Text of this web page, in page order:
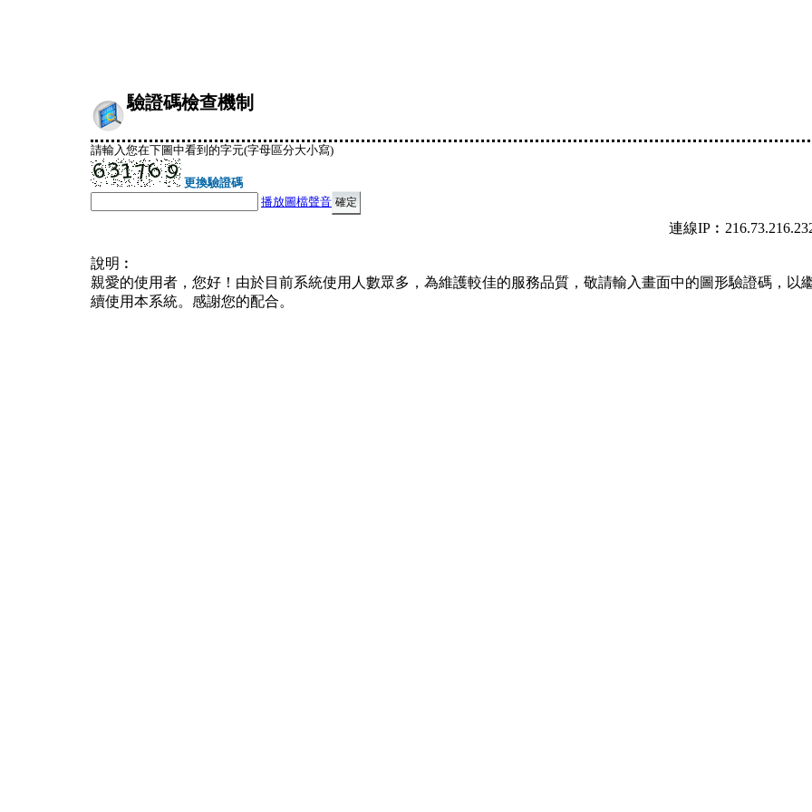
驗證碼檢查機制
請輸入您在下圖中看到的字元(字母區分大小寫)
更換驗證碼
播放圖檔聲音
連線
說明︰
親愛的使用者，您好！由於目前系統使用人數眾多，為維護較佳的服務品質，敬請輸入畫面中的圖形驗證碼，以
續使用本系統。感謝您的配合。